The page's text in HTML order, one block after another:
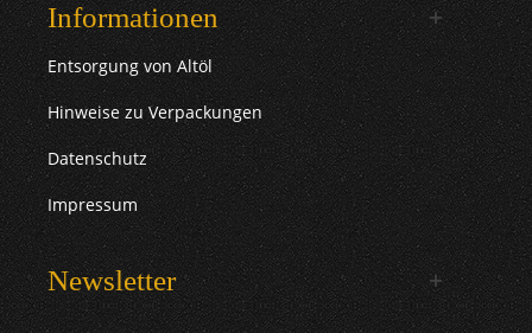
Informationen
Entsorgung von Altöl
Hinweise zu Verpackungen
Datenschutz
Impressum
Newsletter